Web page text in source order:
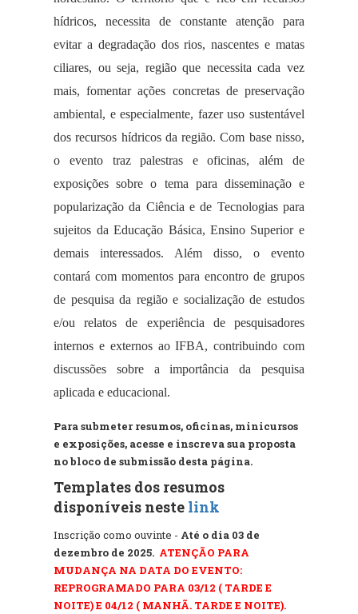
hídricos, necessita de constante atenção para
evitar a degradação dos rios, nascentes e matas
ciliares, ou seja, região que necessita cada vez
mais, fomentar ações concretas de preservação
ambiental, e especialmente, fazer uso sustentável
dos recursos hídricos da região. Com base nisso,
o evento traz palestras e oficinas, além de
exposições sobre o tema para disseminação e
popularização da Ciência e de Tecnologias para
sujeitos da Educação Básica, Ensino Superior e
demais interessados. Além disso, o evento
contará com momentos para encontro de grupos
de pesquisa da região e socialização de estudos
e/ou relatos de experiência de pesquisadores
internos e externos ao IFBA, contribuindo com
discussões sobre a importância da pesquisa
aplicada e educacional.
Para submeter resumos, oficinas, minicursos
e exposições, acesse e inscreva sua proposta
no bloco de submissão desta página.
Templates dos resumos
disponíveis neste link
Inscrição como ouvinte - Até o dia 03 de
dezembro de 2025. ATENÇÃO PARA
MUDANÇA NA DATA DO EVENTO:
REPROGRAMADO PARA 03/12 ( TARDE E
NOITE) E 04/12 ( MANHÃ. TARDE E NOITE).